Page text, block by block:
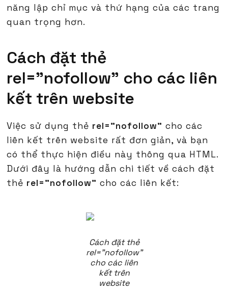
năng lập chỉ mục và thứ hạng của các trang
quan trọng hơn.
Cách đặt thẻ
rel="nofollow" cho các liên
kết trên website
Việc sử dụng thẻ rel="nofollow" cho các
liên kết trên website rất đơn giản, và bạn
có thể thực hiện điều này thông qua HTML.
Dưới đây là hướng dẫn chi tiết về cách đặt
thẻ rel="nofollow" cho các liên kết:
Cách đặt thẻ
rel="nofollow"
cho các liên
kết trên
website